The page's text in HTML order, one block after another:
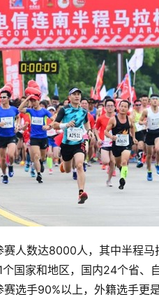
人数达8000人，其中半程
国家和地区，国内24个省、
选手90%以上，外籍选手更